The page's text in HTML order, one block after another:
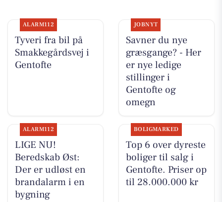
ALARM112
Tyveri fra bil på
Smakkegårdsvej i
Gentofte
JOBNYT
Savner du nye
græsgange? - Her
er nye ledige
stillinger i
Gentofte og
omegn
ALARM112
LIGE NU!
Beredskab Øst:
Der er udløst en
brandalarm i en
bygning
BOLIGMARKED
Top 6 over dyreste
boliger til salg i
Gentofte. Priser op
til 28.000.000 kr